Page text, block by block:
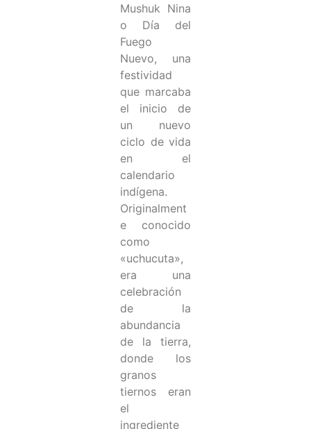
Mushuk Nina
o Día del
Fuego
Nuevo, una
festividad
que marcaba
el inicio de
un nuevo
ciclo de vida
en el
calendario
indígena.
Originalment
e conocido
como
«uchucuta»,
era una
celebración
de la
abundancia
de la tierra,
donde los
granos
tiernos eran
el
ingrediente